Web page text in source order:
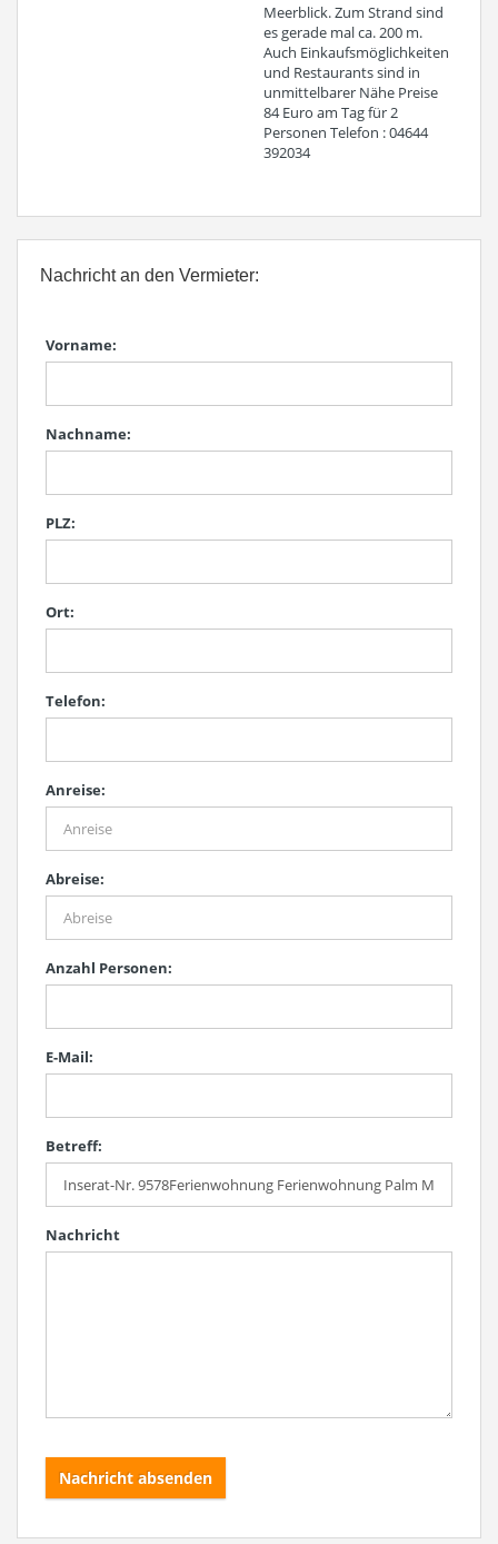
Meerblick. Zum Strand sind
es gerade mal ca. 200 m.
Auch Einkaufsmöglichkeiten
und Restaurants sind in
unmittelbarer Nähe Preise
84 Euro am Tag für 2
Personen Telefon : 04644
392034
Nachricht an den Vermieter:
Vorname:
Nachname:
PLZ:
Ort:
Telefon:
Anreise:
Abreise:
Anzahl Personen:
E-Mail:
Betreff:
Nachricht
Nachricht absenden